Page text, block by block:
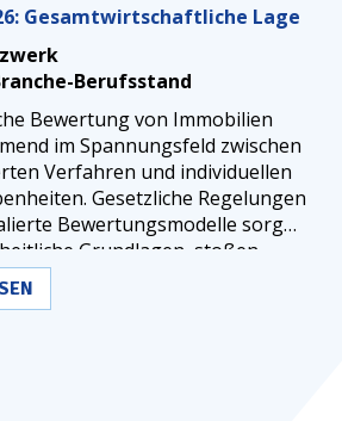
Gesamtwirtschaftliche Lage
Berufsstand
Bewertung von Immobilien
im Spannungsfeld zwischen
Verfahren und individuellen
Gesetzliche Regelungen
Bewertungsmodelle sorgen
Grundlagen, stoßen
Praxis nicht immer auf eine
der tatsächlichen